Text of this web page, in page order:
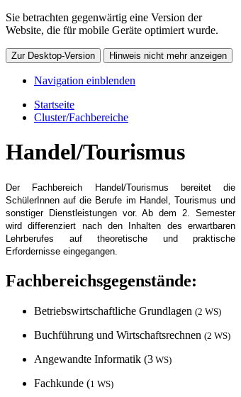
Sie betrachten gegenwärtig eine Version der
Website, die für mobile Geräte optimiert wurde.
Zur Desktop-Version Hinweis nicht mehr anzeigen
Navigation einblenden
Startseite
Cluster/Fachbereiche
Handel/Tourismus
Der Fachbereich Handel/Tourismus bereitet die
SchülerInnen auf die Berufe im Handel, Tourismus und
sonstiger Dienstleistungen vor. Ab dem 2. Semester
wird differenziert nach den Inhalten des erwartbaren
Lehrberufes auf theoretische und praktische
Erfordernisse eingegangen.
Fachbereichsgegenstände:
Betriebswirtschaftliche Grundlagen (2 WS)
Buchführung und Wirtschaftsrechnen (2 WS)
Angewandte Informatik (3 WS)
Fachkunde (1 WS)